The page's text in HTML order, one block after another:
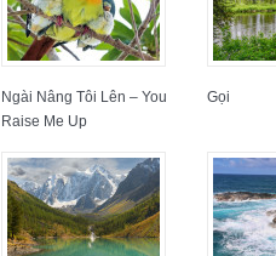
Ngài Nâng Tôi Lên – You
Raise Me Up
Gọi